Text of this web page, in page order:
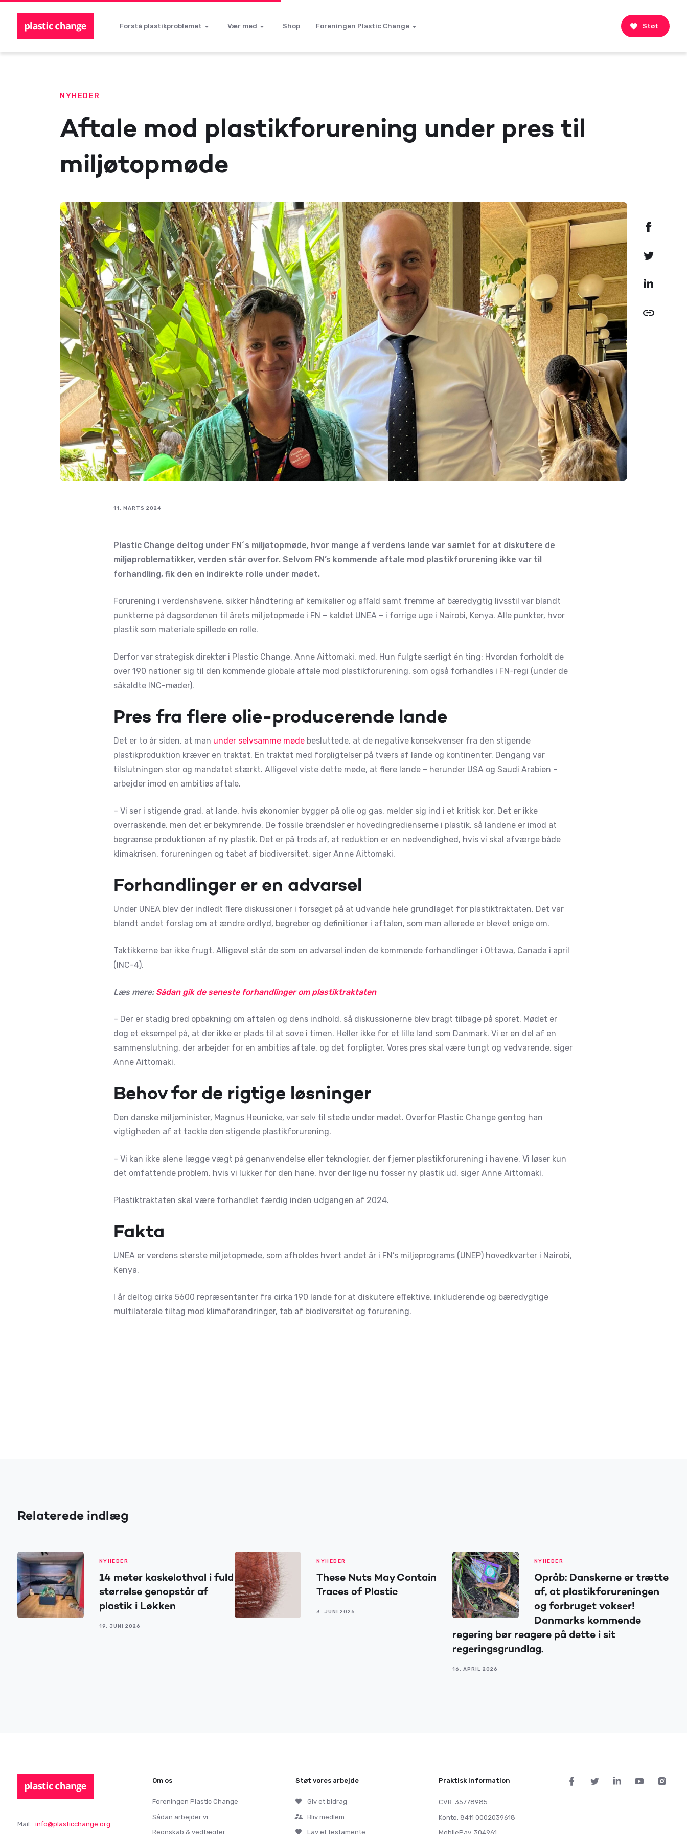
Forstå plastikproblemet Vær med Shop Foreningen Plastic Change Støt
NYHEDER
Aftale mod plastikforurening under pres til
miljøtopmøde
11. MARTS 2024
Plastic Change deltog under FN´s miljøtopmøde, hvor mange af verdens lande var samlet for at diskutere de
miljøproblematikker, verden står overfor. Selvom FN’s kommende aftale mod plastikforurening ikke var til
forhandling, fik den en indirekte rolle under mødet.
Forurening i verdenshavene, sikker håndtering af kemikalier og affald samt fremme af bæredygtig livsstil var blandt
punkterne på dagsordenen til årets miljøtopmøde i FN – kaldet UNEA – i forrige uge i Nairobi, Kenya. Alle punkter, hvor
plastik som materiale spillede en rolle.
Derfor var strategisk direktør i Plastic Change, Anne Aittomaki, med. Hun fulgte særligt én ting: Hvordan forholdt de
over 190 nationer sig til den kommende globale aftale mod plastikforurening, som også forhandles i FN-regi (under de
såkaldte INC-møder).
Pres fra flere olie-producerende lande
Det er to år siden, at man under selvsamme møde besluttede, at de negative konsekvenser fra den stigende
plastikproduktion kræver en traktat. En traktat med forpligtelser på tværs af lande og kontinenter. Dengang var
tilslutningen stor og mandatet stærkt. Alligevel viste dette møde, at flere lande – herunder USA og Saudi Arabien –
arbejder imod en ambitiøs aftale.
– Vi ser i stigende grad, at lande, hvis økonomier bygger på olie og gas, melder sig ind i et kritisk kor. Det er ikke
overraskende, men det er bekymrende. De fossile brændsler er hovedingredienserne i plastik, så landene er imod at
begrænse produktionen af ny plastik. Det er på trods af, at reduktion er en nødvendighed, hvis vi skal afværge både
klimakrisen, forureningen og tabet af biodiversitet, siger Anne Aittomaki.
Forhandlinger er en advarsel
Under UNEA blev der indledt flere diskussioner i forsøget på at udvande hele grundlaget for plastiktraktaten. Det var
blandt andet forslag om at ændre ordlyd, begreber og definitioner i aftalen, som man allerede er blevet enige om.
Taktikkerne bar ikke frugt. Alligevel står de som en advarsel inden de kommende forhandlinger i Ottawa, Canada i april
(INC-4).
Læs mere:Sådan gik de seneste forhandlinger om plastiktraktaten
– Der er stadig bred opbakning om aftalen og dens indhold, så diskussionerne blev bragt tilbage på sporet. Mødet er
dog et eksempel på, at der ikke er plads til at sove i timen. Heller ikke for et lille land som Danmark. Vi er en del af en
sammenslutning, der arbejder for en ambitiøs aftale, og det forpligter. Vores pres skal være tungt og vedvarende, siger
Anne Aittomaki.
Behov for de rigtige løsninger
Den danske miljøminister, Magnus Heunicke, var selv til stede under mødet. Overfor Plastic Change gentog han
vigtigheden af at tackle den stigende plastikforurening.
– Vi kan ikke alene lægge vægt på genanvendelse eller teknologier, der fjerner plastikforurening i havene. Vi løser kun
det omfattende problem, hvis vi lukker for den hane, hvor der lige nu fosser ny plastik ud, siger Anne Aittomaki.
Plastiktraktaten skal være forhandlet færdig inden udgangen af 2024.
Fakta
UNEA er verdens største miljøtopmøde, som afholdes hvert andet år i FN’s miljøprograms (UNEP) hovedkvarter i Nairobi,
Kenya.
I år deltog cirka 5600 repræsentanter fra cirka 190 lande for at diskutere effektive, inkluderende og bæredygtige
multilaterale tiltag mod klimaforandringer, tab af biodiversitet og forurening.
Relaterede indlæg
NYHEDER
14 meter kaskelothval i fuld
størrelse genopstår af
plastik i Løkken
19. JUNI 2026
NYHEDER
These Nuts May Contain
Traces of Plastic
3. JUNI 2026
NYHEDER
Opråb: Danskerne er trætte
af, at plastikforureningen
og forbruget vokser!
Danmarks kommende
regering bør reagere på dette i sit
regeringsgrundlag.
16. APRIL 2026
Mail. info@plasticchange.org
Om os
Foreningen Plastic Change
Sådan arbejder vi
Regnskab & vedtægter
Støt vores arbejde
Giv et bidrag
Bliv medlem
Lav et testamente
Praktisk information
CVR. 35778985
Konto. 8411 0002039618